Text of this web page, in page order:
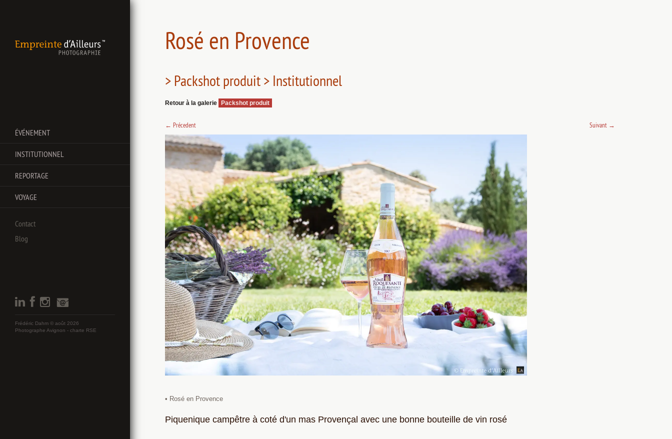
ÉVÉNEMENT
INSTITUTIONNEL
REPORTAGE
VOYAGE
Contact
Blog
Frédéric Dahm © août 2026
Photographe Avignon - charte RSE
Rosé en Provence
> Packshot produit > Institutionnel
Retour à la galerie Packshot produit
← Précedent Suivant →
• Rosé en Provence
Piquenique campêtre à coté d'un mas Provençal avec une bonne bouteille de vin rosé